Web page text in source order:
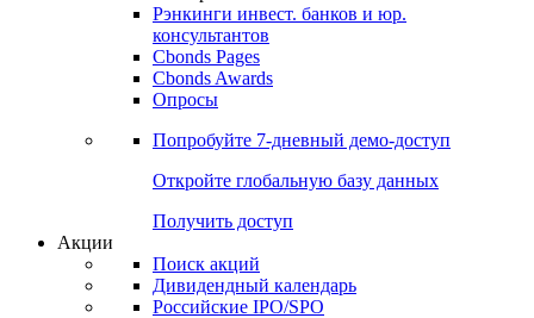
Рэнкинги инвест. банков и юр.
консультантов
Cbonds Pages
Cbonds Awards
Опросы
Попробуйте 7-дневный демо-доступ
Откройте глобальную базу данных
Получить доступ
Акции
Поиск акций
Дивидендный календарь
Российские IPO/SPO